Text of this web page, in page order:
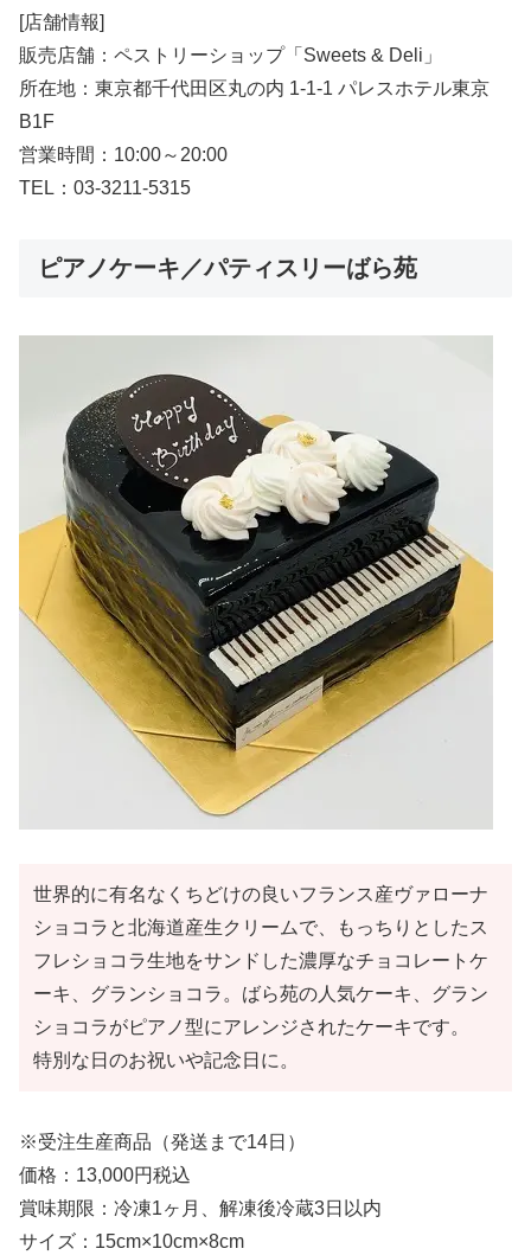
[店舗情報]
販売店舗：ペストリーショップ「Sweets & Deli」
所在地：東京都千代田区丸の内 1-1-1 パレスホテル東京
B1F
営業時間：10:00～20:00
TEL：03-3211-5315
ピアノケーキ／パティスリーばら苑
世界的に有名なくちどけの良いフランス産ヴァローナ
ショコラと北海道産生クリームで、もっちりとしたス
フレショコラ生地をサンドした濃厚なチョコレートケ
ーキ、グランショコラ。ばら苑の人気ケーキ、グラン
ショコラがピアノ型にアレンジされたケーキです。
特別な日のお祝いや記念日に。
※受注生産商品（発送まで14日）
価格：13,000円税込
賞味期限：冷凍1ヶ月、解凍後冷蔵3日以内
サイズ：15cm×10cm×8cm